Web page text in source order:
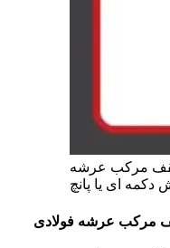
مرکب عرشه
دکمه ای یا پانچ
مرکب عرشه فولادی